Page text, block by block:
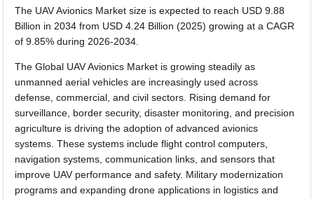
The UAV Avionics Market size is expected to reach USD 9.88
Billion in 2034 from USD 4.24 Billion (2025) growing at a CAGR
of 9.85% during 2026-2034.
The Global UAV Avionics Market is growing steadily as
unmanned aerial vehicles are increasingly used across
defense, commercial, and civil sectors. Rising demand for
surveillance, border security, disaster monitoring, and precision
agriculture is driving the adoption of advanced avionics
systems. These systems include flight control computers,
navigation systems, communication links, and sensors that
improve UAV performance and safety. Military modernization
programs and expanding drone applications in logistics and